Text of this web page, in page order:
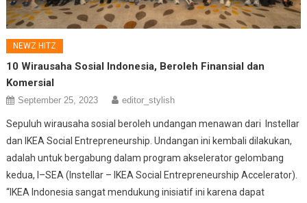
NEWZ HITZ
10 Wirausaha Sosial Indonesia, Beroleh Finansial dan
Komersial
September 25, 2023 editor_stylish
Sepuluh wirausaha sosial beroleh undangan menawan dari Instellar
dan IKEA Social Entrepreneurship. Undangan ini kembali dilakukan,
adalah untuk bergabung dalam program akselerator gelombang
kedua, I–SEA (Instellar – IKEA Social Entrepreneurship Accelerator).
“IKEA Indonesia sangat mendukung inisiatif ini karena dapat